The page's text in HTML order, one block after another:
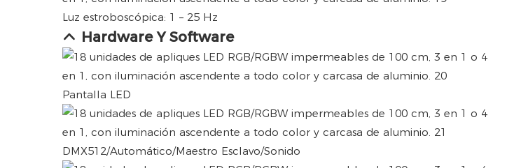
Luz estroboscópica: 1 – 25 Hz
Hardware Y Software
Pantalla LED
DMX512/Automático/Maestro Esclavo/Sonido